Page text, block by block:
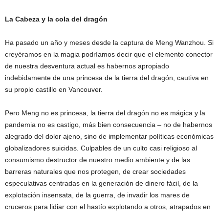
La Cabeza y la cola del dragón
Ha pasado un año y meses desde la captura de Meng Wanzhou. Si
creyéramos en la magia podríamos decir que el elemento conector
de nuestra desventura actual es habernos apropiado
indebidamente de una princesa de la tierra del dragón, cautiva en
su propio castillo en Vancouver.
Pero Meng no es princesa, la tierra del dragón no es mágica y la
pandemia no es castigo, más bien consecuencia – no de habernos
alegrado del dolor ajeno, sino de implementar políticas económicas
globalizadores suicidas. Culpables de un culto casi religioso al
consumismo destructor de nuestro medio ambiente y de las
barreras naturales que nos protegen, de crear sociedades
especulativas centradas en la generación de dinero fácil, de la
explotación insensata, de la guerra, de invadir los mares de
cruceros para lidiar con el hastío explotando a otros, atrapados en